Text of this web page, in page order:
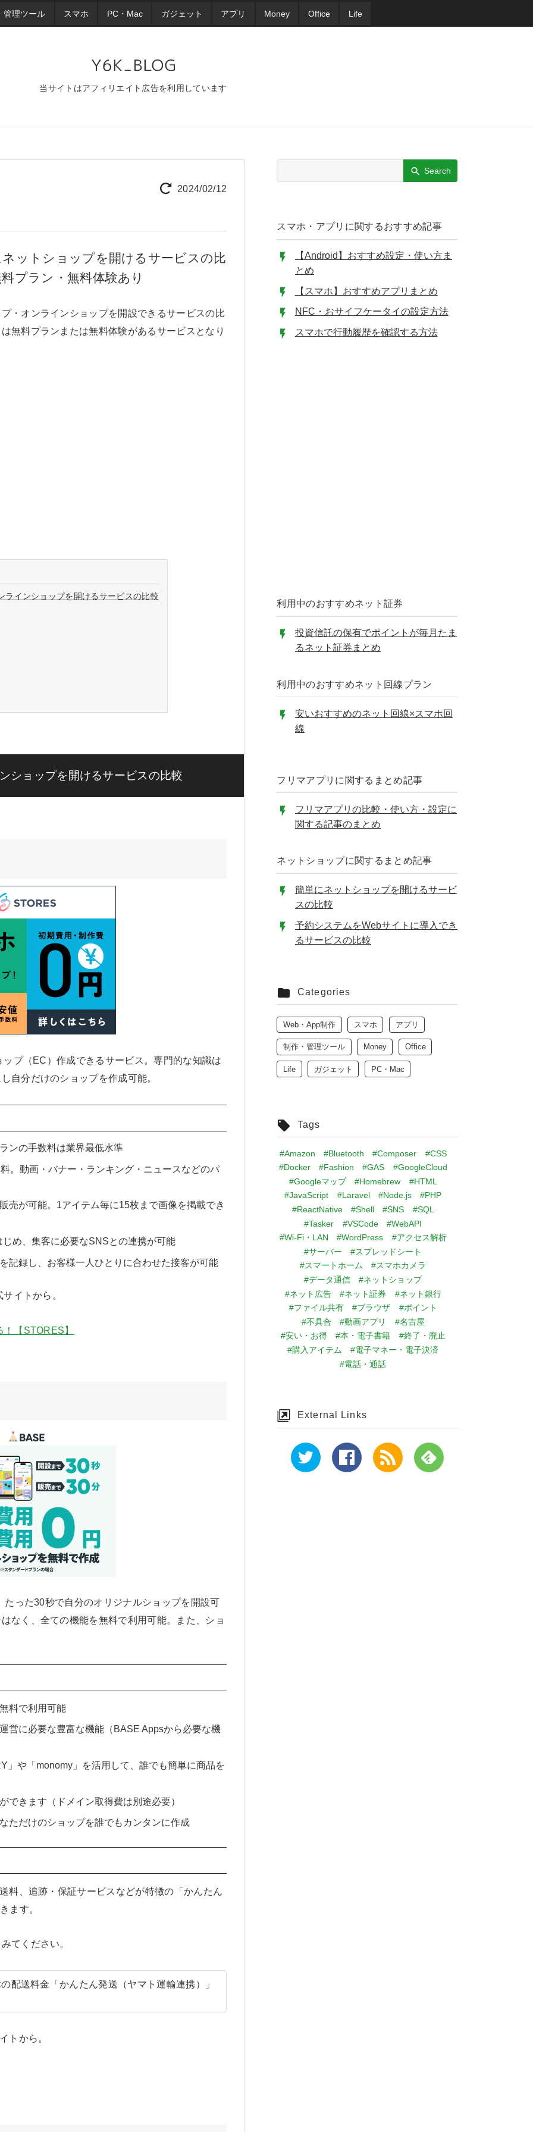
管理ツール スマホ PC・Mac ガジェット アプリ Money Office Life
当サイトはアフィリエイト広告を利用しています
2024/02/12
ネットショップを開けるサービスの比
プラン・無料体験あり
・オンラインショップを開設できるサービスの比
無料プランまたは無料体験があるサービスとなり
ラインショップを開けるサービスの比較
ショップを開けるサービスの比較
プ（EC）作成できるサービス。専門的な知識は
自分だけのショップを作成可能。
ンの手数料は業界最低水準
。動画・バナー・ランキング・ニュースなどのパ
売が可能。1アイテム毎に15枚まで画像を掲載でき
め、集客に必要なSNSとの連携が可能
記録し、お客様一人ひとりに合わせた接客が可能
イトから。
【STORES】
った30秒で自分のオリジナルショップを開設可
なく、全ての機能を無料で利用可能。また、ショ
料で利用可能
営に必要な豊富な機能（BASE Appsから必要な機
」や「monomy」を活用して、誰でも簡単に商品を
できます（ドメイン取得費は別途必要）
ただけのショップを誰でもカンタンに作成
料、追跡・保証サービスなどが特徴の「かんたん
ます。
てください。
配送料金「かんたん発送（ヤマト運輸連携）」
トから。
Search
スマホ・アプリに関するおすすめ記事
【Android】おすすめ設定・使い方ま
とめ
【スマホ】おすすめアプリまとめ
NFC・おサイフケータイの設定方法
スマホで行動履歴を確認する方法
利用中のおすすめネット証券
投資信託の保有でポイントが毎月たま
るネット証券まとめ
利用中のおすすめネット回線プラン
安いおすすめのネット回線×スマホ回
線
フリマアプリに関するまとめ記事
フリマアプリの比較・使い方・設定に
関する記事のまとめ
ネットショップに関するまとめ記事
簡単にネットショップを開けるサービ
スの比較
予約システムをWebサイトに導入でき
るサービスの比較
Categories
Web・App制作 スマホ アプリ
制作・管理ツール Money Office
Life ガジェット PC・Mac
Tags
#Amazon #Bluetooth #Composer
#CSS
#Docker
#Fashion #GAS
#GoogleCloud
#Googleマップ
#Homebrew
#HTML
#JavaScript
#Laravel #Node.js
#PHP
#ReactNative
#Shell #SNS
#SQL
#Tasker
#VSCode
#WebAPI
#Wi-Fi・LAN
#WordPress
#アクセス解析
#サーバー
#スプレッドシート
#スマートホーム
#スマホカメラ
#データ通信
#ネットショップ
#ネット広告
#ネット証券
#ネット銀行
#ファイル共有
#ブラウザ
#ポイント
#不具合
#動画アプリ
#名古屋
#安い・お得
#本・電子書籍
#終了・廃止
#購入アイテム
#電子マネー・電子決済
#電話・通話
External Links